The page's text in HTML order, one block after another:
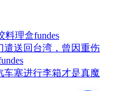
料理盒fundes
遣送回台湾，曾因重伤
车塞进行李箱才是真魔